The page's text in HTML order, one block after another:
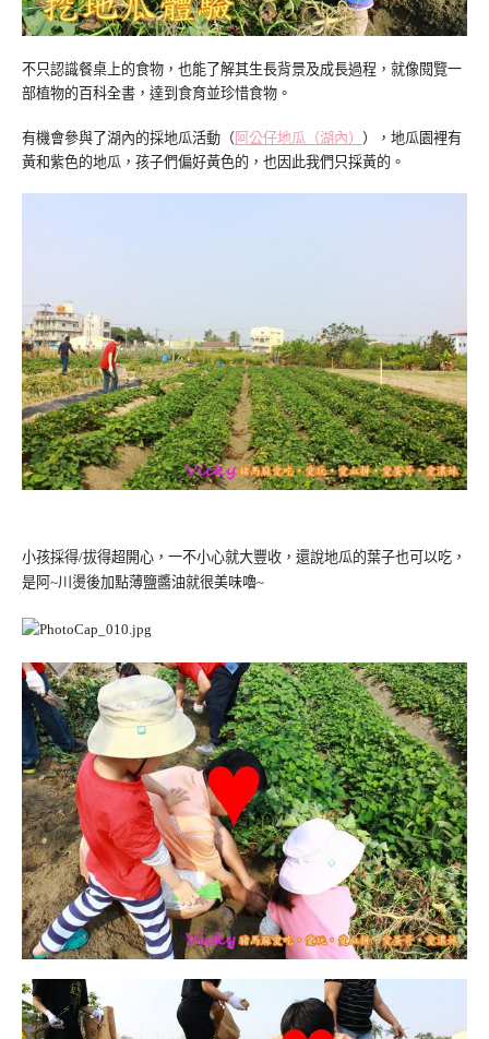
不只認識餐桌上的食物，也能了解其生長背景及成長過程，就像閱覽一
部植物的百科全書，達到食育並珍惜食物。
有機會參與了湖內的採地瓜活動（阿公仔地瓜（湖內） ），地瓜園裡有
黃和紫色的地瓜，孩子們偏好黃色的，也因此我們只採黃的。
小孩採得/拔得超開心，一不小心就大豐收，還說地瓜的葉子也可以吃，
是阿~川燙後加點薄鹽醬油就很美味嚕~